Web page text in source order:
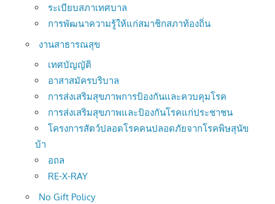
ระเบียบสภาเทศบาล
การพัฒนาความรู้ให้แก่สมาชิกสภาท้องถิ่น
งานสาธารณสุข
เทศบัญญัติ
อาสาสมัครบริบาล
การส่งเสริมสุขภาพการป้องกันและควบคุมโรค
การส่งเสริมสุขภาพและป้องกันโรคแก่ประชาชน
โครงการสัตว์ปลอดโรคคนปลอดภัยจากโรคพิษสุนัข
บ้า
อถล
RE-X-RAY
No Gift Policy